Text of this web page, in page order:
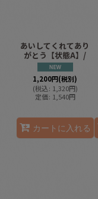
あいしてくれてあり
がとう【状態A】/
1,200円(税別)
(税込: 1,320円)
定価: 1,540円
カートに入れる